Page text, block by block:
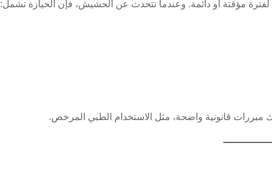
لفترة مؤقتة أو دائمة. وعندما نتحدث عن الحشيش، فإن الحيازة تشمل:
مبررات قانونية واضحة، مثل الاستخدام الطبي المرخص.